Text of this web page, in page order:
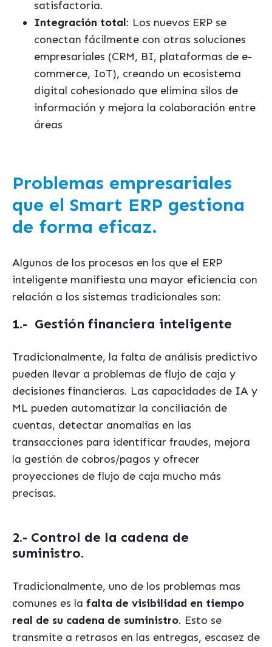
satisfactoria.
Integración total: Los nuevos ERP se
conectan fácilmente con otras soluciones
empresariales (CRM, BI, plataformas de e-
commerce, IoT), creando un ecosistema
digital cohesionado que elimina silos de
información y mejora la colaboración entre
áreas
Problemas empresariales
que el Smart ERP gestiona
de forma eficaz.
Algunos de los procesos en los que el ERP
inteligente manifiesta una mayor eficiencia con
relación a los sistemas tradicionales son:
1.- Gestión financiera inteligente
Tradicionalmente, la falta de análisis predictivo
pueden llevar a problemas de flujo de caja y
decisiones financieras. Las capacidades de IA y
ML pueden automatizar la conciliación de
cuentas, detectar anomalías en las
transacciones para identificar fraudes, mejora
la gestión de cobros/pagos y ofrecer
proyecciones de flujo de caja mucho más
precisas.
2.- Control de la cadena de
suministro.
Tradicionalmente, uno de los problemas mas
comunes es la falta de visibilidad en tiempo
real de su cadena de suministro. Esto se
transmite a retrasos en las entregas, escasez de